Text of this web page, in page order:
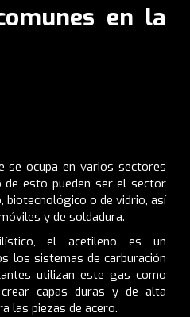
en la
se ocupa en varios sectores
de esto pueden ser el sector
biotecnológico o de vidrio, así
y de soldadura.
el acetileno es un
los sistemas de carburación
utilizan este gas como
capas duras y de alta
las piezas de acero.